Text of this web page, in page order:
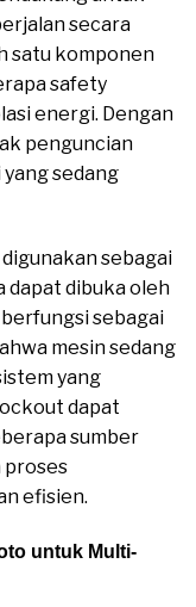
secara
satu komponen
safety
energi. Dengan
penguncian
sedang
sebagai
dapat dibuka oleh
sebagai
mesin sedang
yang
dapat
sumber
proses
efisien.
untuk Multi-